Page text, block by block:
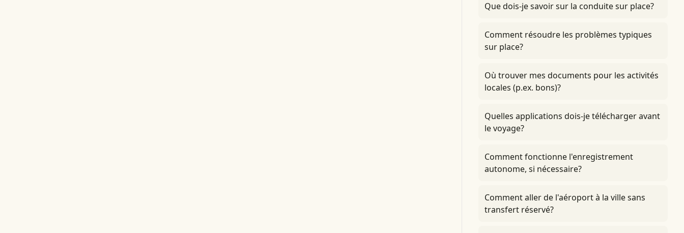
Que dois-je savoir sur la conduite sur place?
Comment résoudre les problèmes typiques
sur place?
Où trouver mes documents pour les activités
locales (p.ex. bons)?
Quelles applications dois-je télécharger avant
le voyage?
Comment fonctionne l'enregistrement
autonome, si nécessaire?
Comment aller de l'aéroport à la ville sans
transfert réservé?